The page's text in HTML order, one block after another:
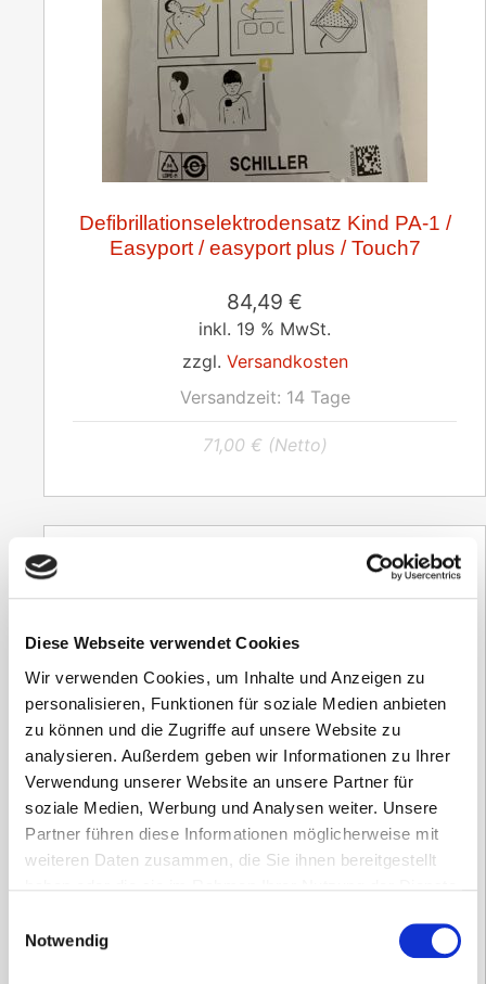
Diese Webseite verwendet Cookies
Wir verwenden Cookies, um Inhalte und Anzeigen zu
personalisieren, Funktionen für soziale Medien anbieten
zu können und die Zugriffe auf unsere Website zu
analysieren. Außerdem geben wir Informationen zu Ihrer
Verwendung unserer Website an unsere Partner für
soziale Medien, Werbung und Analysen weiter. Unsere
Partner führen diese Informationen möglicherweise mit
weiteren Daten zusammen, die Sie ihnen bereitgestellt
Notwendig
Defibrillationselektrodensatz Kind PA-1 /
Easyport / easyport plus / Touch7
84,49 €
inkl. 19 % MwSt.
zzgl. Versandkosten
Versandzeit: 14 Tage
71,00 € (Netto)
AED-Wandkasten Metall, grün mit Alarm